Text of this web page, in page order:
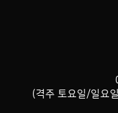
(격주 토요일/일요